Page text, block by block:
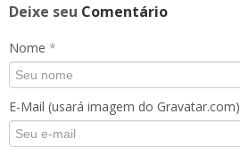
Deixe seu Comentário
Nome *
E-Mail (usará imagem do Gravatar.com)